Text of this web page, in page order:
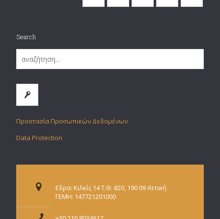
Search
Προστασία Προσωπικών Δεδομένων
Data Protection
Εδρα: Κιλκίς 14 Τ.Θ. 820, 190 09 Αττική
ΓΕΜΗ: 147721201000